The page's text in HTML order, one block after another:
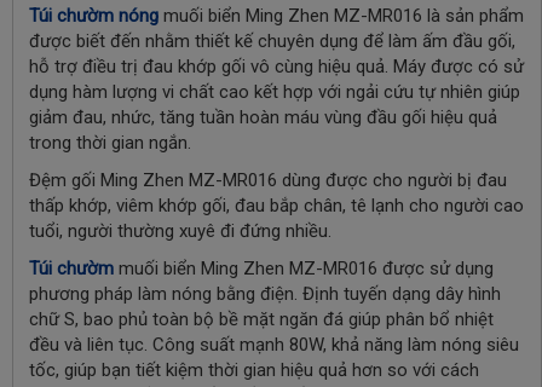
Túi chườm nóng muối biển Ming Zhen MZ-MR016 là sản phẩm
được biết đến nhằm thiết kế chuyên dụng để làm ấm đầu gối,
hỗ trợ điều trị đau khớp gối vô cùng hiệu quả. Máy được có sử
dụng hàm lượng vi chất cao kết hợp với ngải cứu tự nhiên giúp
giảm đau, nhức, tăng tuần hoàn máu vùng đầu gối hiệu quả
trong thời gian ngắn.
Đệm gối Ming Zhen MZ-MR016 dùng được cho người bị đau
thấp khớp, viêm khớp gối, đau bắp chân, tê lạnh cho người cao
tuổi, người thường xuyê đi đứng nhiều.
Túi chườm muối biển Ming Zhen MZ-MR016 được sử dụng
phương pháp làm nóng bằng điện. Định tuyến dạng dây hình
chữ S, bao phủ toàn bộ bề mặt ngăn đá giúp phân bổ nhiệt
đều và liên tục. Công suất mạnh 80W, khả năng làm nóng siêu
tốc, giúp bạn tiết kiệm thời gian hiệu quả hơn so với cách